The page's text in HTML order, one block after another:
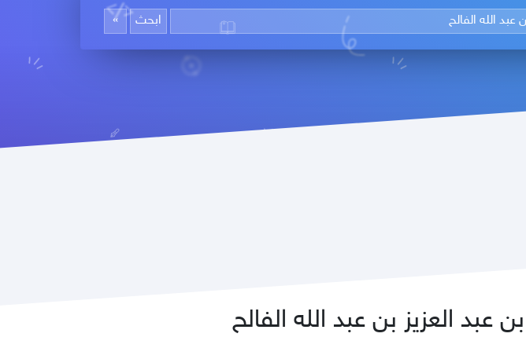
العزيز بن عبد الله الفالح